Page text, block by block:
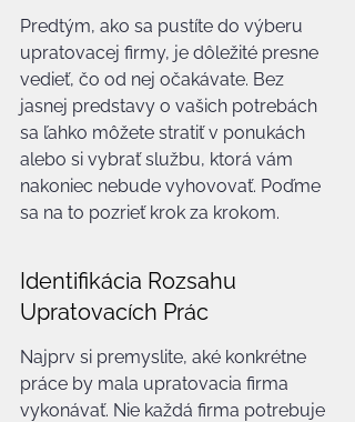
Predtým, ako sa pustíte do výberu
upratovacej firmy, je dôležité presne
vedieť, čo od nej očakávate. Bez
jasnej predstavy o vašich potrebách
sa ľahko môžete stratiť v ponukách
alebo si vybrať službu, ktorá vám
nakoniec nebude vyhovovať. Poďme
sa na to pozrieť krok za krokom.
Identifikácia Rozsahu
Upratovacích Prác
Najprv si premyslite, aké konkrétne
práce by mala upratovacia firma
vykonávať. Nie každá firma potrebuje